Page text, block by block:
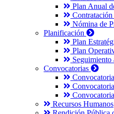
Plan Anual
Nómina de
Planificación
Plan
Plan
Seguimiento
Convocatorias
Recursos Humanos